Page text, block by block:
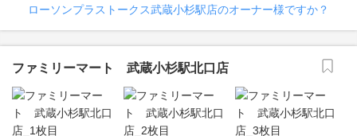
ローソンプラストークス武蔵小杉駅店のオーナー様ですか？
ファミリーマート 武蔵小杉駅北口店